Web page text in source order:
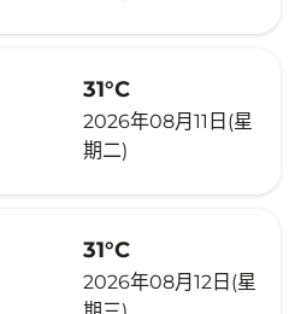
31°C
2026年08月11日(星
期二)
31°C
2026年08月12日(星